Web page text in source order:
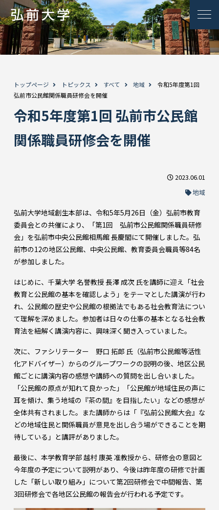
トップページ トピックス すべて 地域
令和5年度第1回
弘前市公民館関係職員研修会を開催
令和5年度第1回 弘前市公民館
関係職員研修会を開催
2023.06.01
地域
弘前大学地域創生本部は、令和5年5月26日（金）弘前市教育
委員会との共催により、「第1回 弘前市公民館関係職員研修
会」を弘前市中央公民館相馬館 長慶閣にて開催しました。弘
前市の12の地区公民館、中央公民館、教育委員会職員等84名
が参加しました。
はじめに、千葉大学 名誉教授 長澤 成次 氏を講師に迎え「社会
教育と公民館の基本を確認しよう」をテーマとした講演が行わ
れ、公民館の歴史や公民館の根拠法でもある社会教育法につい
て理解を深めました。参加者は日々の仕事の基本となる社会教
育法を紐解く講演内容に、興味深く聞き入っていました。
次に、ファシリテーター 野口 拓郎 氏（弘前市公民館等活性
化アドバイザー）からのグループワークの説明の後、地区公民
館ごとに講演内容の感想や講師への質問を出し合いました。
「公民館の原点が知れて良かった」「公民館が地域住民の声に
耳を傾け、集う地域の『茶の間』を目指したい」などの感想が
全体共有されました。また講師からは「『弘前公民館大会』な
どの地域住民と関係職員が意見を出し合う場ができることを期
待している」と講評がありました。
最後に、本学教育学部 越村 康英 准教授から、研修会の意図と
今年度の予定について説明があり、今後は昨年度の研修で計画
した「新しい取り組み」について第2回研修会で中間報告、第
3回研修会で各地区公民館の報告会が行われる予定です。